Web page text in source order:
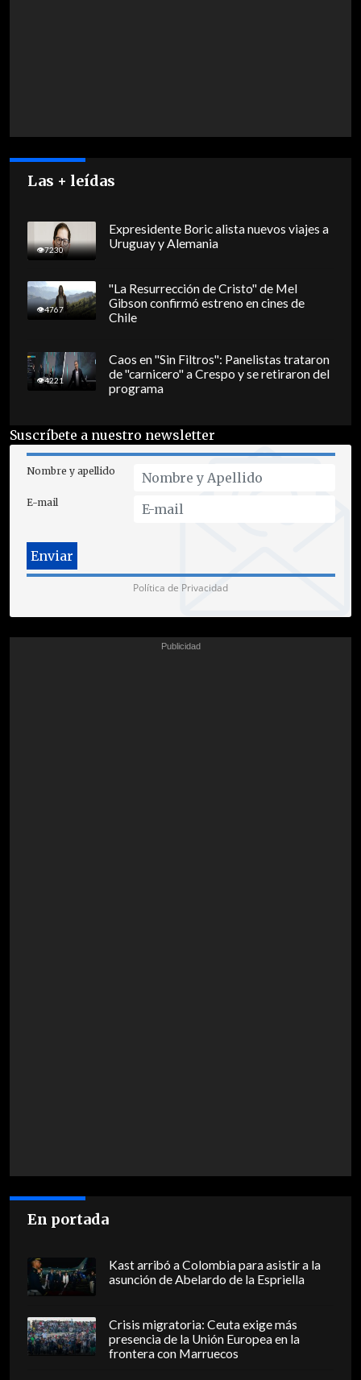
Las + leídas
7230
Expresidente Boric alista nuevos viajes a
Uruguay y Alemania
4767
"La Resurrección de Cristo" de Mel
Gibson confirmó estreno en cines de
Chile
4221
Caos en "Sin Filtros": Panelistas trataron
de "carnicero" a Crespo y se retiraron del
programa
Suscríbete a nuestro newsletter
Nombre y apellido
E-mail
Política de Privacidad
En portada
Kast arribó a Colombia para asistir a la
asunción de Abelardo de la Espriella
Crisis migratoria: Ceuta exige más
presencia de la Unión Europea en la
frontera con Marruecos